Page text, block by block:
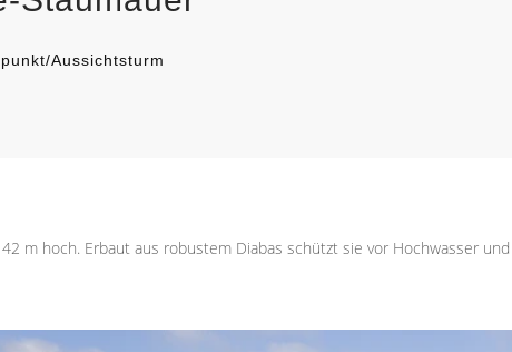
Aussichtsturm
m hoch. Erbaut aus robustem Diabas schützt sie vor Hochwasser